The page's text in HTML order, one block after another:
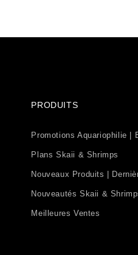
PRODUITS
Promotions Aquariophilie |
Plans Skaii & Shrimps
Nouveaux Produits |
Nouveautés Skaii &
Meilleures Ventes